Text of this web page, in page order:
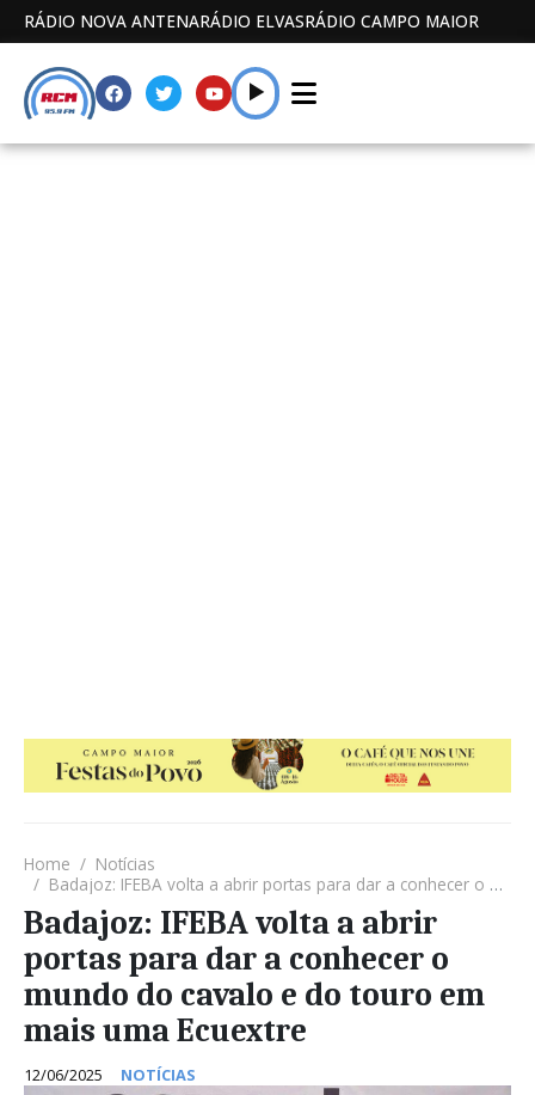
RÁDIO NOVA ANTENARÁDIO ELVASRÁDIO CAMPO MAIOR
Home
Notícias
Badajoz: IFEBA volta a abrir portas para dar a conhecer o mundo do cavalo e do touro em mais uma Ecuextre
Badajoz: IFEBA volta a abrir
portas para dar a conhecer o
mundo do cavalo e do touro em
mais uma Ecuextre
12/06/2025 NOTÍCIAS